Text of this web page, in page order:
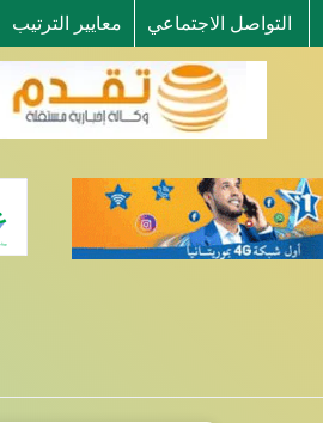
التواصل الاجتماعي معايير الترتيب